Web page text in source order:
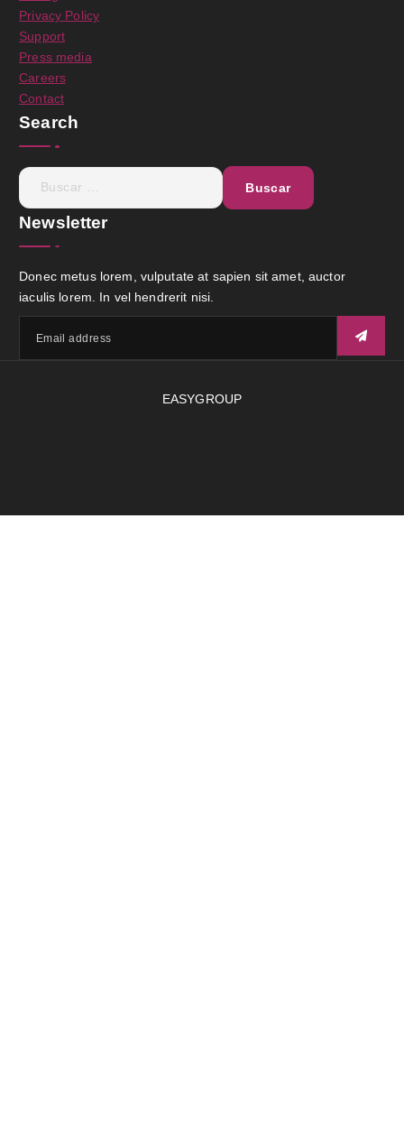
Privacy Policy
Support
Press media
Careers
Contact
Search
Newsletter
Donec metus lorem, vulputate at sapien sit amet, auctor
iaculis lorem. In vel hendrerit nisi.
EASYGROUP